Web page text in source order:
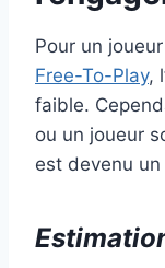
Pour un
Free-To-Play,
faible.
ou un joueur
est devenu